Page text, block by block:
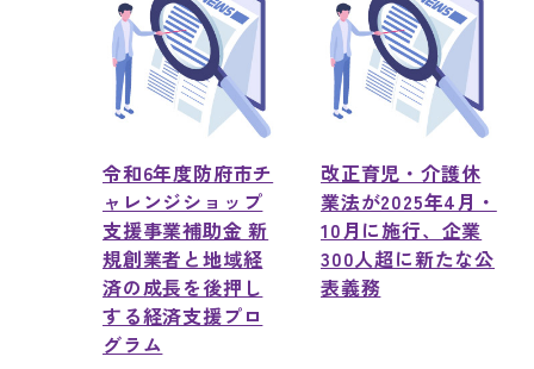
令和6年度防府市チ
ャレンジショップ
支援事業補助金 新
規創業者と地域経
済の成長を後押し
する経済支援プロ
グラム
改正育児・介護休
業法が2025年4月・
10月に施行、企業
300人超に新たな公
表義務